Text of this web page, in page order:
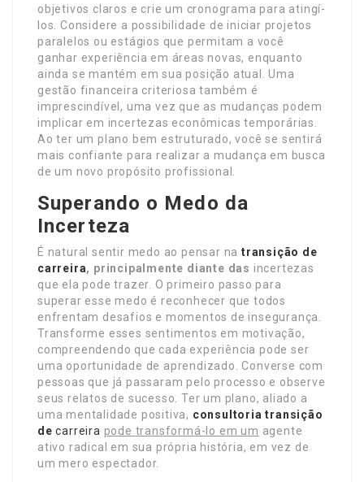
objetivos claros e crie um cronograma para atingí-
los. Considere a possibilidade de iniciar projetos
paralelos ou estágios que permitam a você
ganhar experiência em áreas novas, enquanto
ainda se mantém em sua posição atual. Uma
gestão financeira criteriosa também é
imprescindível, uma vez que as mudanças podem
implicar em incertezas econômicas temporárias.
Ao ter um plano bem estruturado, você se sentirá
mais confiante para realizar a mudança em busca
de um novo propósito profissional.
Superando o Medo da
Incerteza
É natural sentir medo ao pensar na transição de
carreira, principalmente diante das incertezas
que ela pode trazer. O primeiro passo para
superar esse medo é reconhecer que todos
enfrentam desafios e momentos de insegurança.
Transforme esses sentimentos em motivação,
compreendendo que cada experiência pode ser
uma oportunidade de aprendizado. Converse com
pessoas que já passaram pelo processo e observe
seus relatos de sucesso. Ter um plano, aliado a
uma mentalidade positiva, consultoria transição
de carreira pode transformá-lo em um agente
ativo radical em sua própria história, em vez de
um mero espectador.